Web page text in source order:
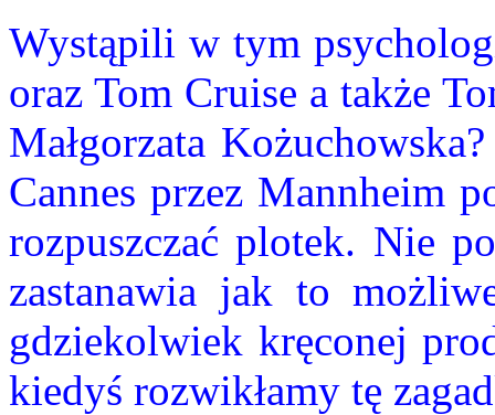
Wystąpili w tym
oraz Tom Cruise a także
Małgorzata
Cannes przez Mannheim
rozpuszczać plotek. Nie
zastanawia jak to
gdziekolwiek kręconej
kiedyś rozwikłamy tę